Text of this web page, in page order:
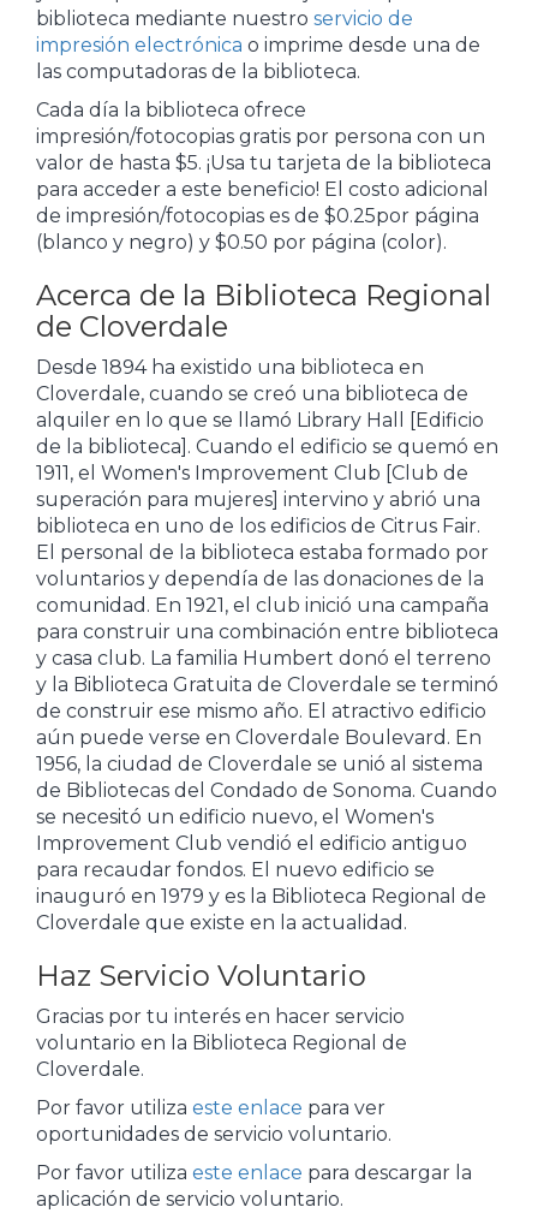
biblioteca mediante nuestro servicio de
impresión electrónica o imprime desde una de
las computadoras de la biblioteca.
Cada día la biblioteca ofrece
impresión/fotocopias gratis por persona con un
valor de hasta $5. ¡Usa tu tarjeta de la biblioteca
para acceder a este beneficio! El costo adicional
de impresión/fotocopias es de $0.25por página
(blanco y negro) y $0.50 por página (color).
Acerca de la Biblioteca Regional
de Cloverdale
Desde 1894 ha existido una biblioteca en
Cloverdale, cuando se creó una biblioteca de
alquiler en lo que se llamó Library Hall [Edificio
de la biblioteca]. Cuando el edificio se quemó en
1911, el Women's Improvement Club [Club de
superación para mujeres] intervino y abrió una
biblioteca en uno de los edificios de Citrus Fair.
El personal de la biblioteca estaba formado por
voluntarios y dependía de las donaciones de la
comunidad. En 1921, el club inició una campaña
para construir una combinación entre biblioteca
y casa club. La familia Humbert donó el terreno
y la Biblioteca Gratuita de Cloverdale se terminó
de construir ese mismo año. El atractivo edificio
aún puede verse en Cloverdale Boulevard. En
1956, la ciudad de Cloverdale se unió al sistema
de Bibliotecas del Condado de Sonoma. Cuando
se necesitó un edificio nuevo, el Women's
Improvement Club vendió el edificio antiguo
para recaudar fondos. El nuevo edificio se
inauguró en 1979 y es la Biblioteca Regional de
Cloverdale que existe en la actualidad.
Haz Servicio Voluntario
Gracias por tu interés en hacer servicio
voluntario en la Biblioteca Regional de
Cloverdale.
Por favor utiliza este enlace para ver
oportunidades de servicio voluntario.
Por favor utiliza este enlace para descargar la
aplicación de servicio voluntario.